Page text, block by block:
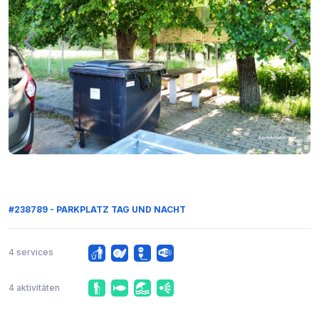
#238789 - PARKPLATZ TAG UND NACHT
4 services
4 aktivitäten